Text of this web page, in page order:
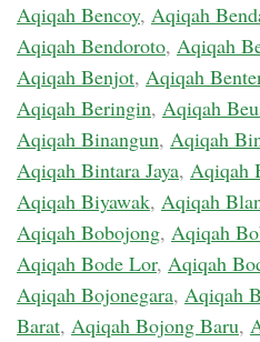
Aqiqah Bencoy, Aqiqah
Aqiqah Bendoroto, Aqiqah
Aqiqah Benjot, Aqiqah
Aqiqah Beringin, Aqiqah
Aqiqah Binangun, Aqiqah
Aqiqah Bintara Jaya, Aqiqah
Aqiqah Biyawak, Aqiqah
Aqiqah Bobojong, Aqiqah
Aqiqah Bode Lor, Aqiqah
Aqiqah Bojonegara, Aqiqah
Barat, Aqiqah Bojong Baru,